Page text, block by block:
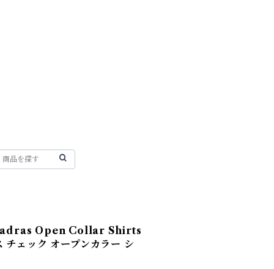
Open Collar Shirts
チェック オープンカラー シ